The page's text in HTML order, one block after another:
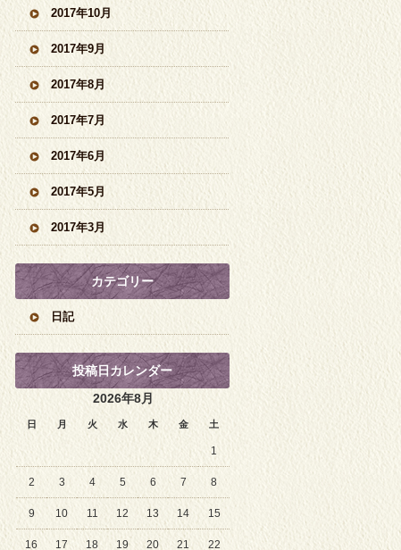
2017年10月
2017年9月
2017年8月
2017年7月
2017年6月
2017年5月
2017年3月
カテゴリー
日記
投稿日カレンダー
2026年8月
日 月 火 水 木 金 土
1
2 3 4 5 6 7 8
9 10 11 12 13 14 15
16 17 18 19 20 21 22